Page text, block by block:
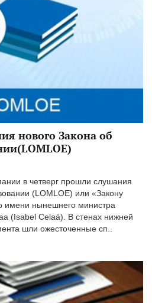
нового Закона об
в четверг прошли слушания
(LOMLOE) или «Закону
имени нынешнего министра
(Isabel Celaá). В стенах нижней
шли ожесточенные сп..